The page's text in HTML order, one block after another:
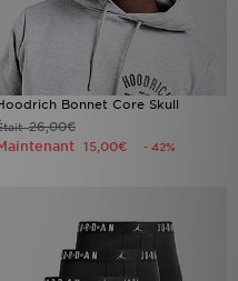
Bonnet Core Skull
26,00€
15,00€ - 42%